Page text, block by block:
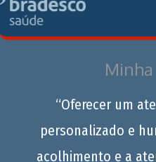
“Oferecer um
personalizado e
acolhimento e a